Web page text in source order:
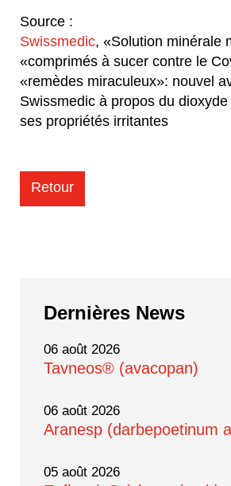
Source :
Swissmedic, «Solution minérale
«comprimés à sucer contre le
«remèdes miraculeux»: nouvel
Swissmedic à propos du
ses propriétés irritantes
Retour
Dernières News
06 août 2026
Tavneos® (avacopan)
06 août 2026
Aranesp (darbepoetinum
05 août 2026